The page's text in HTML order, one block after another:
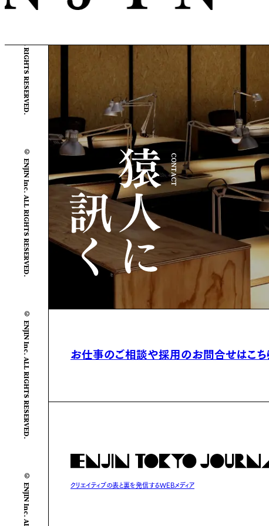
© ENJIN Inc. ALL RIGHTS RESERVED.
© ENJIN Inc. ALL RIGHTS RESERVED.
© ENJIN Inc. ALL RIGHTS RESERVED.
CONTACT
お仕事のご相談や採用のお問合せはこち
クリエイティブの表と裏を発信するWEBメディア